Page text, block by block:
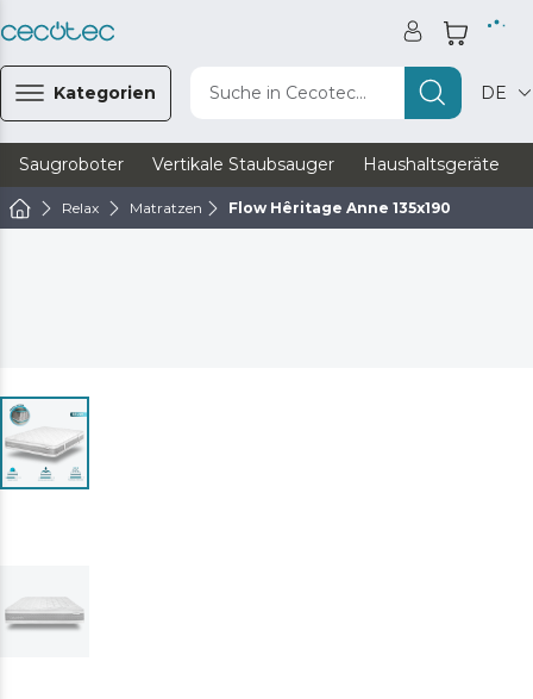
Kategorien Suche in Cecotec... DE
Saugroboter Vertikale Staubsauger Haushaltsgeräte
Relax Matratzen Flow Hêritage Anne 135x190